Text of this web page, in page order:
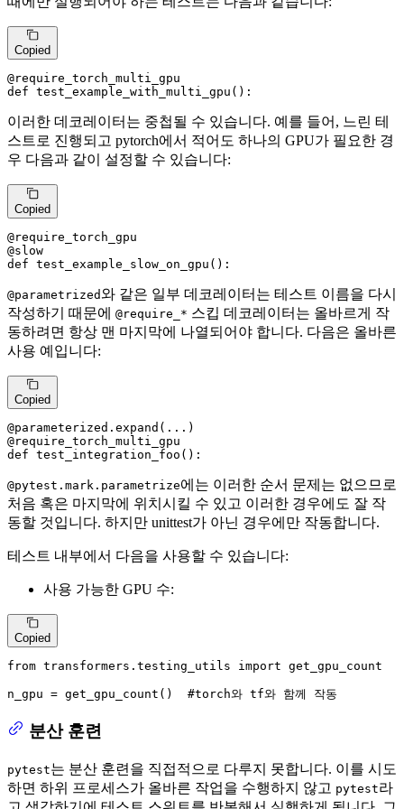
Copied
@require_torch_multi_gpu
def test_example_with_multi_gpu ():
이러한 데코레이터는 중첩될 수 있습니다. 예를 들어, 느린 테
스트로 진행되고 pytorch에서 적어도 하나의 GPU가 필요한 경
우 다음과 같이 설정할 수 있습니다:
Copied
@require_torch_gpu
@slow
def test_example_slow_on_gpu ():
@parametrized와 같은 일부 데코레이터는 테스트 이름을 다시
작성하기 때문에 @require_* 스킵 데코레이터는 올바르게 작
동하려면 항상 맨 마지막에 나열되어야 합니다. 다음은 올바른
사용 예입니다:
Copied
@parameterized.expand( ... )
@require_torch_multi_gpu
def test_integration_foo ():
@pytest.mark.parametrize에는 이러한 순서 문제는 없으므로
처음 혹은 마지막에 위치시킬 수 있고 이러한 경우에도 잘 작
동할 것입니다. 하지만 unittest가 아닌 경우에만 작동합니다.
테스트 내부에서 다음을 사용할 수 있습니다:
사용 가능한 GPU 수:
Copied
from transformers.testing_utils import get_gpu_count
n_gpu = get_gpu_count() #torch와 tf와 함께 작동
분산 훈련
pytest는 분산 훈련을 직접적으로 다루지 못합니다. 이를 시도
하면 하위 프로세스가 올바른 작업을 수행하지 않고 pytest라